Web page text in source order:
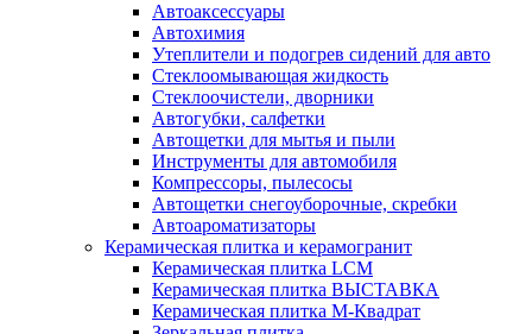
Автоаксессуары
Автохимия
Утеплители и подогрев сидений для авто
Стеклоомывающая жидкость
Стеклоочистели, дворники
Автогубки, салфетки
Автощетки для мытья и пыли
Инструменты для автомобиля
Компрессоры, пылесосы
Автощетки снегоуборочные, скребки
Автоароматизаторы
Керамическая плитка и керамогранит
Керамическая плитка LCM
Керамическая плитка ВЫСТАВКА
Керамическая плитка М-Квадрат